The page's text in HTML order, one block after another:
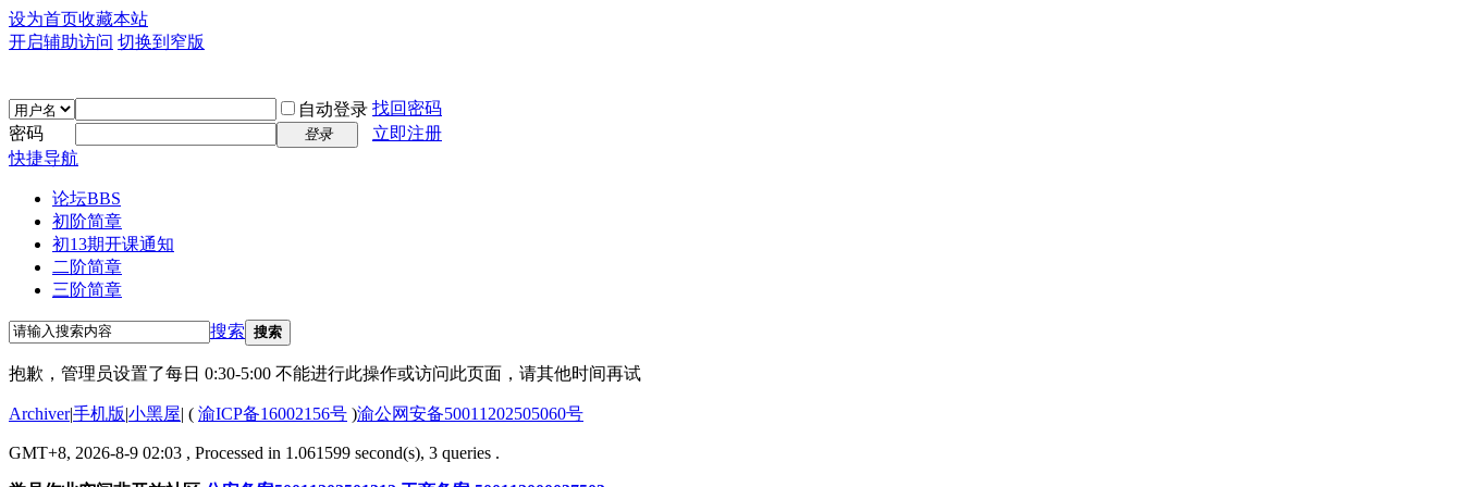
设为首页收藏本站
开启辅助访问 切换到窄版
自动登录 找回密码
密码
登录
立即注册
快捷导航
论坛BBS
初阶简章
初13期开课通知
二阶简章
三阶简章
搜索 搜索
抱歉，管理员设置了每日 0:30-5:00 不能进行此操作或访问此页面，请其他时间再试
Archiver|手机版|小黑屋| ( 渝ICP备16002156号 )渝公网安备50011202505060号
GMT+8, 2026-8-9 02:03 , Processed in 1.061599 second(s), 3 queries .